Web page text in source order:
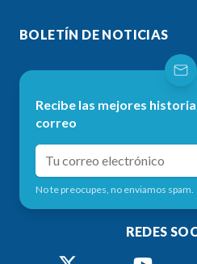
BOLETÍN DE NOTICIAS
Recibe las mejores
correo
No te preocupes, no enviamos spam.
REDES